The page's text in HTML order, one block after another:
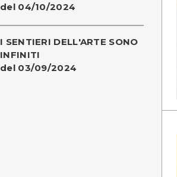
del 04/10/2024
I SENTIERI DELL'ARTE SONO
INFINITI
del 03/09/2024